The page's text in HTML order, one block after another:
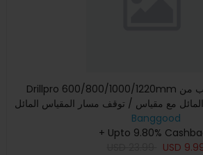
Drillpro 600/800/1000/1220mm سكة تي مسار الخشب من
المائل مع مقياس / توقف مسار المقياس المائل
Banggood
+ Upto 9.80%
USD